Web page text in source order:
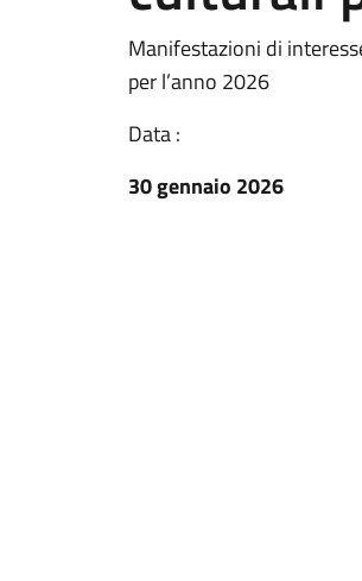
Manifestazioni di
per l’anno 2026
Data :
30 gennaio 2026